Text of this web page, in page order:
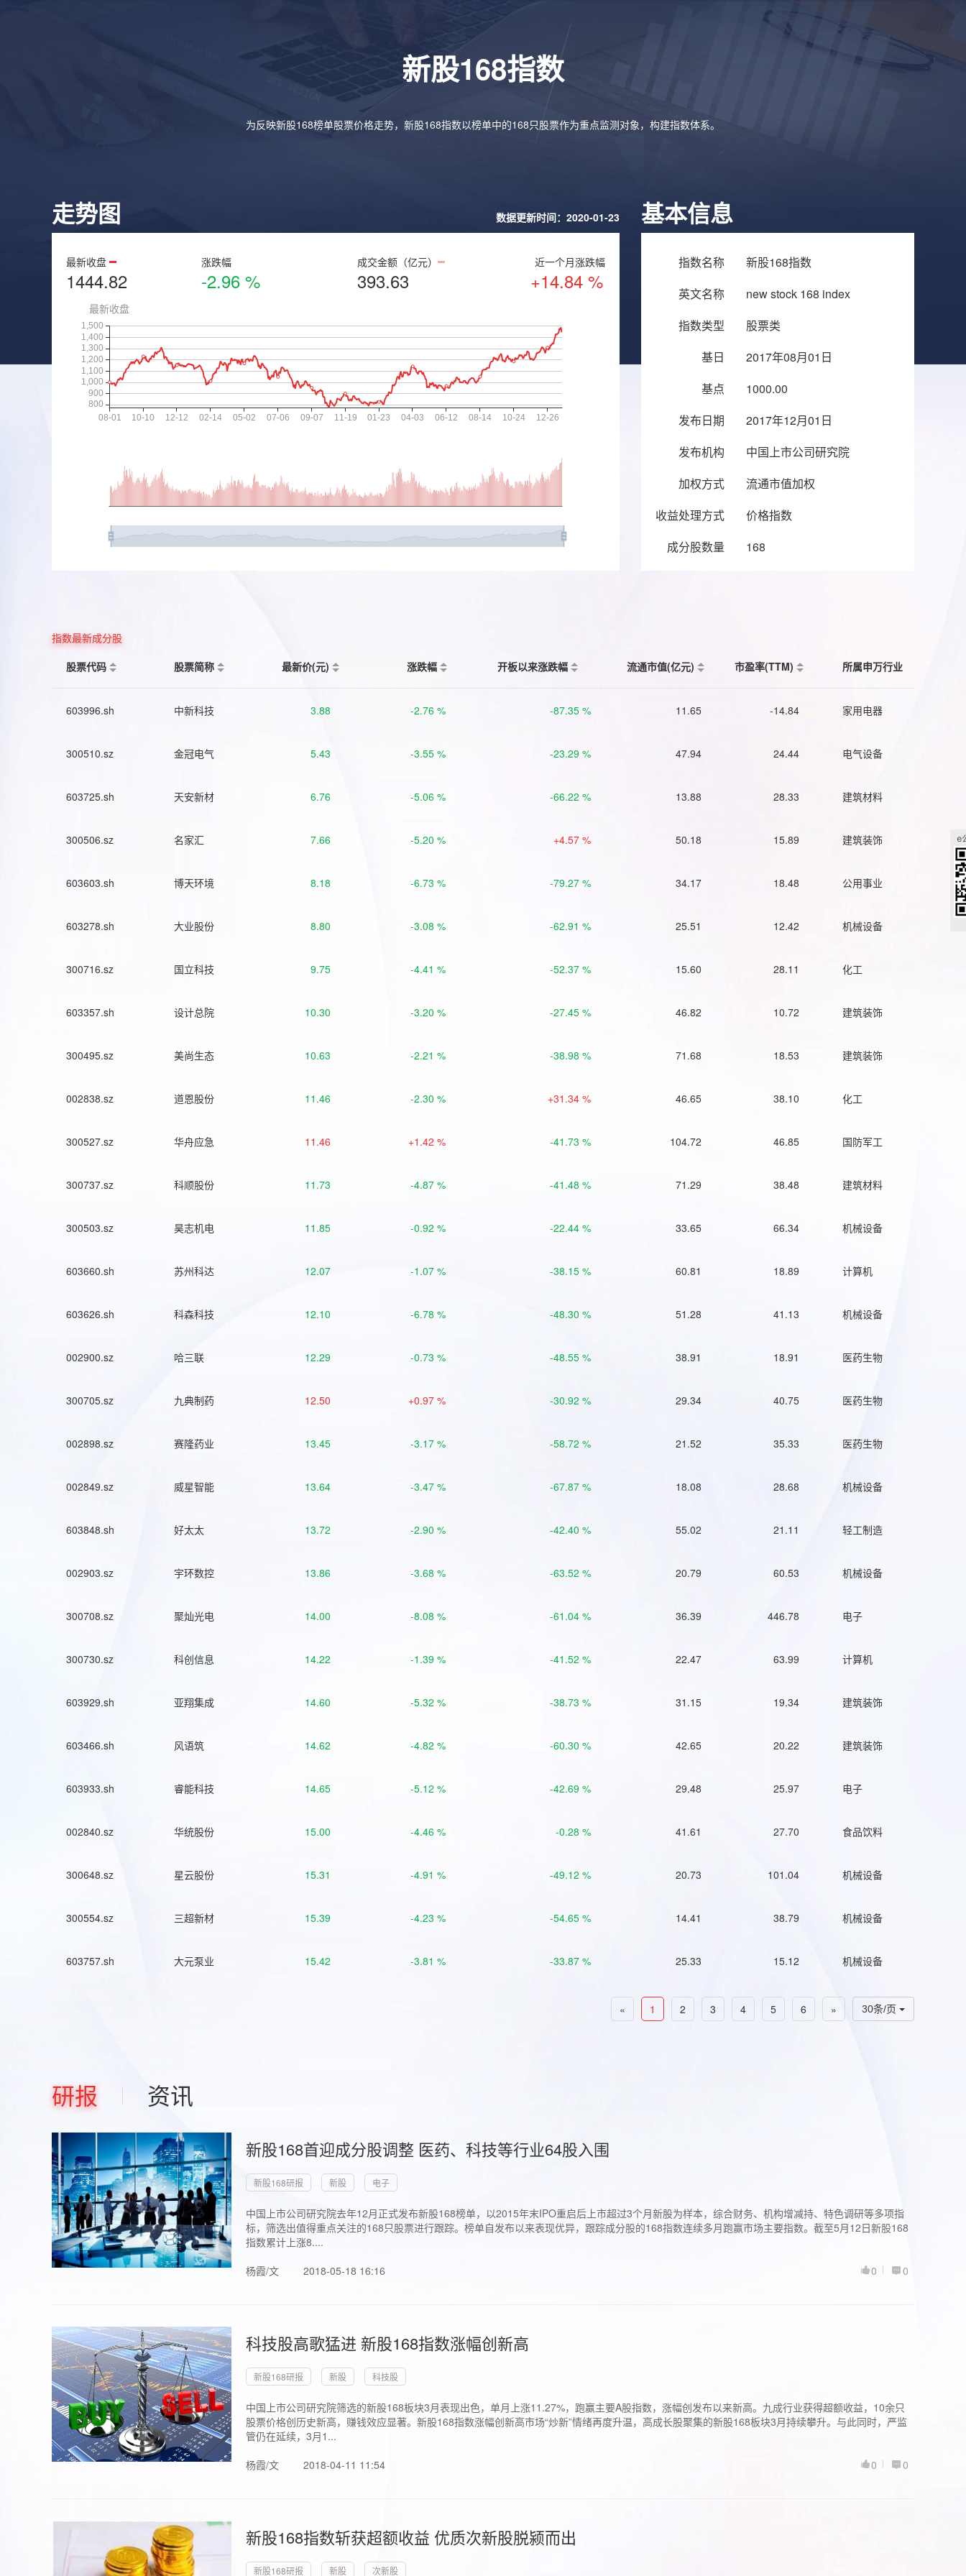
新股168指数
为反映新股168榜单股票价格走势，新股168指数以榜单中的168只股票作为重点监测对象，构建指数体系。
走势图 数据更新时间：2020-01-23
最新收盘
1444.82
涨跌幅
-2.96 %
成交金额（亿元）
393.63
近一个月涨跌幅
+14.84 %
基本信息
指数名称
新股168指数
英文名称
new stock 168 index
指数类型
股票类
基日
2017年08月01日
基点
1000.00
发布日期
2017年12月01日
发布机构
中国上市公司研究院
加权方式
流通市值加权
收益处理方式
价格指数
成分股数量
168
指数最新成分股
股票代码
股票简称 最新价(元) 涨跌幅 开板以来涨跌幅 流通市值(亿元) 市盈率(TTM) 所属申万行业
603996.sh 中新科技 3.88 -2.76 % -87.35 % 11.65 -14.84 家用电器
300510.sz 金冠电气 5.43 -3.55 % -23.29 % 47.94 24.44 电气设备
603725.sh 天安新材 6.76 -5.06 % -66.22 % 13.88 28.33 建筑材料
300506.sz 名家汇 7.66 -5.20 % +4.57 % 50.18 15.89 建筑装饰
603603.sh 博天环境 8.18 -6.73 % -79.27 % 34.17 18.48 公用事业
603278.sh 大业股份 8.80 -3.08 % -62.91 % 25.51 12.42 机械设备
300716.sz 国立科技 9.75 -4.41 % -52.37 % 15.60 28.11 化工
603357.sh 设计总院 10.30 -3.20 % -27.45 % 46.82 10.72 建筑装饰
300495.sz 美尚生态 10.63 -2.21 % -38.98 % 71.68 18.53 建筑装饰
002838.sz 道恩股份 11.46 -2.30 % +31.34 % 46.65 38.10 化工
300527.sz 华舟应急 11.46 +1.42 % -41.73 % 104.72 46.85 国防军工
300737.sz 科顺股份 11.73 -4.87 % -41.48 % 71.29 38.48 建筑材料
300503.sz 昊志机电 11.85 -0.92 % -22.44 % 33.65 66.34 机械设备
603660.sh 苏州科达 12.07 -1.07 % -38.15 % 60.81 18.89 计算机
603626.sh 科森科技 12.10 -6.78 % -48.30 % 51.28 41.13 机械设备
002900.sz 哈三联 12.29 -0.73 % -48.55 % 38.91 18.91 医药生物
300705.sz 九典制药 12.50 +0.97 % -30.92 % 29.34 40.75 医药生物
002898.sz 赛隆药业 13.45 -3.17 % -58.72 % 21.52 35.33 医药生物
002849.sz 威星智能 13.64 -3.47 % -67.87 % 18.08 28.68 机械设备
603848.sh 好太太 13.72 -2.90 % -42.40 % 55.02 21.11 轻工制造
002903.sz 宇环数控 13.86 -3.68 % -63.52 % 20.79 60.53 机械设备
300708.sz 聚灿光电 14.00 -8.08 % -61.04 % 36.39 446.78 电子
300730.sz 科创信息 14.22 -1.39 % -41.52 % 22.47 63.99 计算机
603929.sh 亚翔集成 14.60 -5.32 % -38.73 % 31.15 19.34 建筑装饰
603466.sh 风语筑 14.62 -4.82 % -60.30 % 42.65 20.22 建筑装饰
603933.sh 睿能科技 14.65 -5.12 % -42.69 % 29.48 25.97 电子
002840.sz 华统股份 15.00 -4.46 % -0.28 % 41.61 27.70 食品饮料
300648.sz 星云股份 15.31 -4.91 % -49.12 % 20.73 101.04 机械设备
300554.sz 三超新材 15.39 -4.23 % -54.65 % 14.41 38.79 机械设备
603757.sh 大元泵业 15.42 -3.81 % -33.87 % 25.33 15.12 机械设备
30条/页
« 1 2 3 4 5 6 »
研报 资讯
新股168首迎成分股调整 医药、科技等行业64股入围
新股168研报 新股 电子
中国上市公司研究院去年12月正式发布新股168榜单，以2015年末IPO重启后上市超过3个月新股为样本，综合财务、机构增减持、特色调研等多项指
标，筛选出值得重点关注的168只股票进行跟踪。榜单自发布以来表现优异，跟踪成分股的168指数连续多月跑赢市场主要指数。截至5月12日新股168
指数累计上涨8....
杨霞/文
2018-05-18 16:16 0
0
科技股高歌猛进 新股168指数涨幅创新高
新股168研报 新股 科技股
中国上市公司研究院筛选的新股168板块3月表现出色，单月上涨11.27%，跑赢主要A股指数，涨幅创发布以来新高。九成行业获得超额收益，10余只
股票价格创历史新高，赚钱效应显著。新股168指数涨幅创新高市场“炒新”情绪再度升温，高成长股聚集的新股168板块3月持续攀升。与此同时，严监
管仍在延续，3月1...
杨霞/文
2018-04-11 11:54 0
0
新股168指数斩获超额收益 优质次新股脱颍而出
新股168研报 新股 次新股